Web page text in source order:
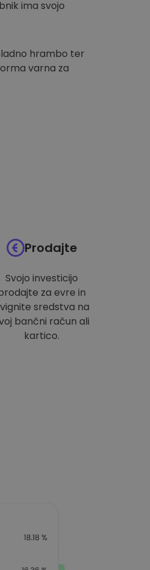
ima svojo
hrambo ter
varna za
Prodajte
Svojo investicijo
za evre in
sredstva na
bančni račun ali
kartico.